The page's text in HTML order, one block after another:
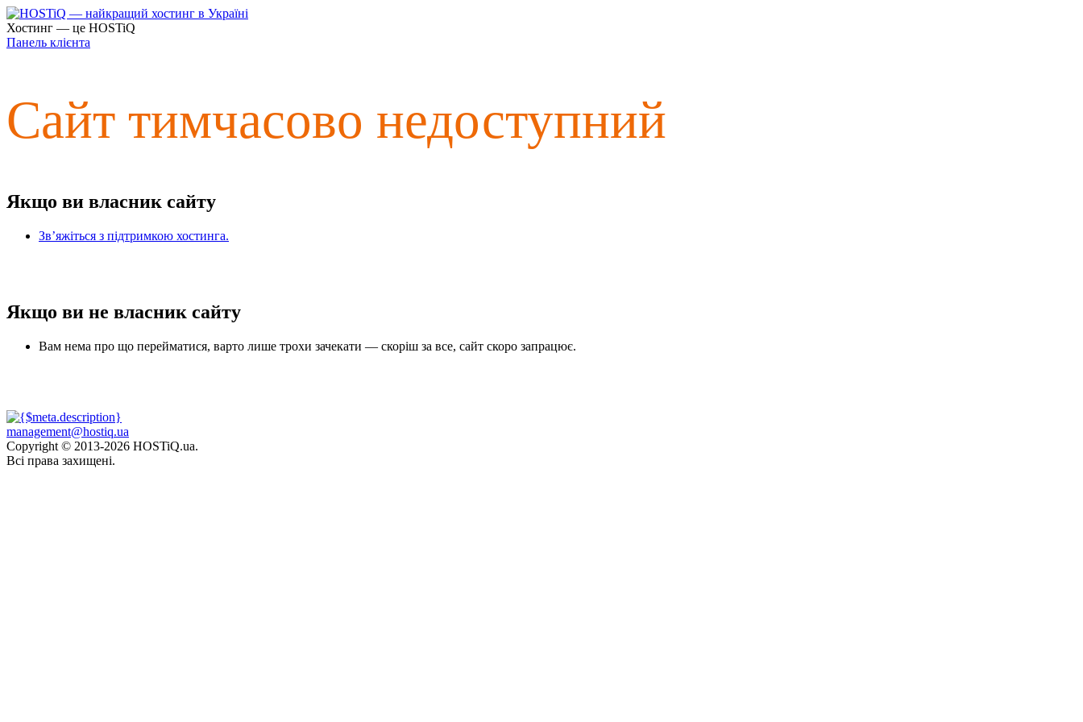
Хостинг — це HOSTiQ
Панель клієнта
Сайт тимчасово недоступний
Якщо ви власник сайту
Зв’яжіться з підтримкою хостинга.
Якщо ви не власник сайту
Вам нема про що перейматися, варто лише трохи зачекати — скоріш за все, сайт скоро запрацює.
management@hostiq.ua
Copyright © 2013-2026 HOSTiQ.ua.
Всі права захищені.